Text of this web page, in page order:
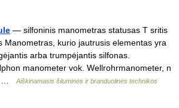
— silfoninis manometras statusas T sritis
Manometras, kurio jautrusis elementas yra
arba trumpėjantis silfonas.
manometer vok. Wellrohrmanometer, n
…
Aiškinamasis šiluminės ir branduolinės technikos